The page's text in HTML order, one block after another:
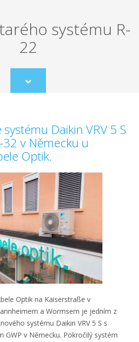
systému R-
22
Scroll
to
Daikin VRV 5 S
v Německu u
Optik.
Optik na Kaiserstraße v
a Wormsem je jedním z
systému Daikin VRV 5 S s
GWP v Německu. Pokročilý systém